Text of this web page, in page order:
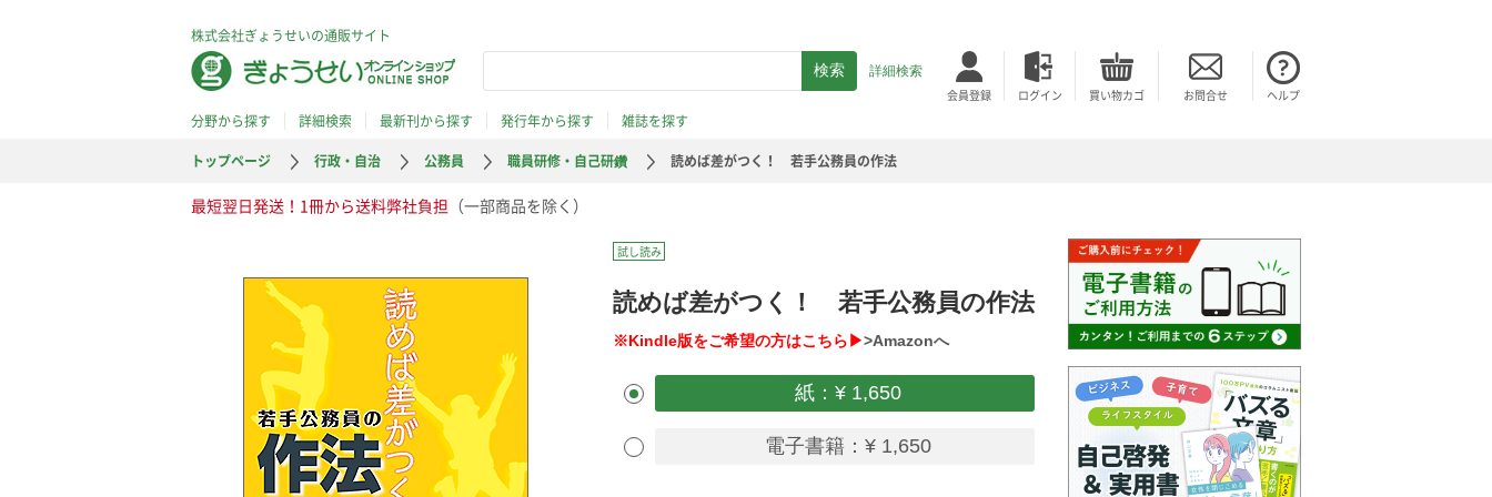
株式会社ぎょうせいの通販サイト
詳細検索
会員登録 ログイン 買い物カゴ お問合せ ヘルプ
分野から探す 詳細検索 最新刊から探す 発行年から探す
雑誌を探す
トップページ
行政・自治 公務員 職員研修・自己研鑽 読めば差がつく！ 若手公務員の作法
最短翌日発送！1冊から送料弊社負担 （一部商品を除く）
試し読み
読めば差がつく！ 若手公務員の作法
※Kindle版をご希望の方はこちら▶>Amazonへ
紙：¥ 1,650
電子書籍：¥ 1,650